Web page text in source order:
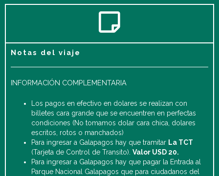
Notas del viaje
INFORMACIÓN COMPLEMENTARIA
Los pagos en efectivo en dolares se realizan con
billetes cara grande que se encuentren en perfectas
condiciones (No tomamos dolar cara chica, dolares
escritos, rotos o manchados)
Para ingresar a Galapagos hay que tramitar La TCT
(Tarjeta de Control de Transito). Valor USD 20.
Para ingresar a Galapagos hay que pagar la Entrada al
Parque Nacional Galapagos que para ciudadanos del